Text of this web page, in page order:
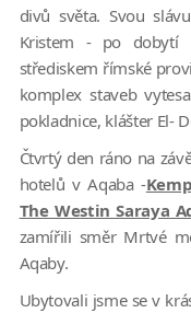
divů světa. Svou
Kristem - po dobytí
střediskem římské
komplex staveb
pokladnice, klášter El-
Čtvrtý den ráno na
hotelů v Aqaba -
The Westin Saraya
zamířili směr Mrtvé
Aqaby.
Ubytovali jsme se v